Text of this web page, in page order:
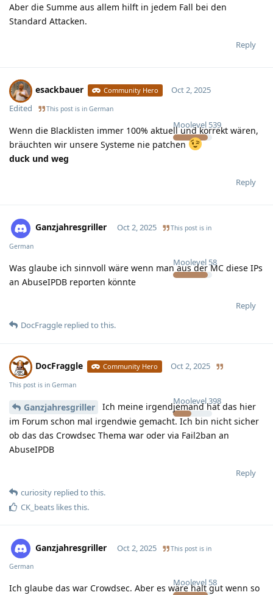
Aber die Summe aus allem hilft in jedem Fall bei den
Standard Attacken.
Reply
esackbauer Community Hero
Moolevel 539
Oct 2, 2025
Edited
This post is in German
Wenn die Blacklisten immer 100% aktuell und korrekt wären,
bräuchten wir unsere Systeme nie patchen
duck und weg
Reply
Ganzjahresgriller
Moolevel 58
Oct 2, 2025 This post is in
German
Was glaube ich sinnvoll wäre wenn man aus der MC diese IPs
an AbuseIPDB reporten könnte
Reply
DocFraggle replied to this.
DocFraggle Community Hero
Moolevel398
Oct 2, 2025
This post is in German
Ganzjahresgriller
Ich meine irgendjemand hat das hier
im Forum schon mal irgendwie gemacht. Ich bin nicht sicher
ob das das Crowdsec Thema war oder via Fail2ban an
AbuseIPDB
Reply
curiosity replied to this.
CK_beats likes this.
Ganzjahresgriller
Moolevel 58
Oct 2, 2025 This post is in
German
Ich glaube das war Crowdsec. Aber es wäre halt gut wenn so